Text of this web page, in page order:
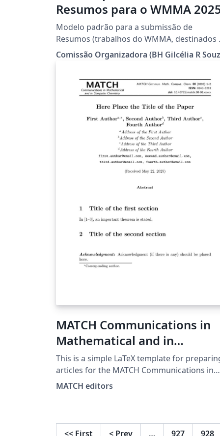
Resumos para o WMMA
Modelo padrão para a submissão de
Resumos (trabalhos do WMMA, destinados
divulgação de pesquisas em andamento e/
com resultados finais de pesquisadores,
Iniciação Científica) para o Workshop de
Matemática e Matemática Aplicada (WMMA),
de 22 a 24 outubro de 2025, Minas Gerais,
MG, Brasil.
(https://dmm.ufla.br/wmma/xwmma/)
Comissão Organizadora (BH Gilcélia R
MATCH Communications in
Mathematical and in
Computer Chemistry
This is a simple LaTeX template for
articles for the MATCH Communications in
Mathematical and in Computer Chemistry.
MATCH editors
<< First < Prev … 927 928